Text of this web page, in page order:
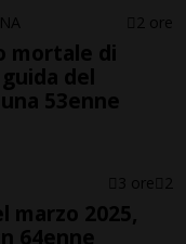
2 ore
mortale di
del
53enne
3 ore 2
marzo 2025,
64enne